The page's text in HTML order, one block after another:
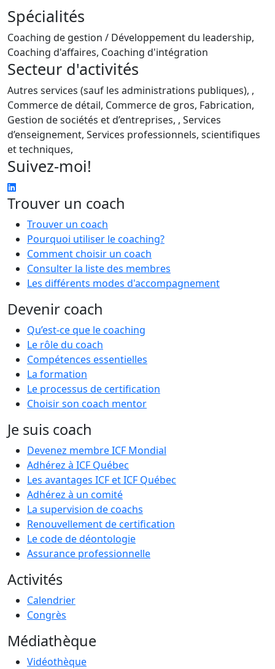
Spécialités
Coaching de gestion / Développement du leadership,
Coaching d'affaires, Coaching d'intégration
Secteur d'activités
Autres services (sauf les administrations publiques), ,
Commerce de détail, Commerce de gros, Fabrication,
Gestion de sociétés et d’entreprises, , Services
d’enseignement, Services professionnels, scientifiques
et techniques,
Suivez-moi!
Trouver un coach
Trouver un coach
Pourquoi utiliser le coaching?
Comment choisir un coach
Consulter la liste des membres
Les différents modes d'accompagnement
Devenir coach
Qu’est-ce que le coaching
Le rôle du coach
Compétences essentielles
La formation
Le processus de certification
Choisir son coach mentor
Je suis coach
Devenez membre ICF Mondial
Adhérez à ICF Québec
Les avantages ICF et ICF Québec
Adhérez à un comité
La supervision de coachs
Renouvellement de certification
Le code de déontologie
Assurance professionnelle
Activités
Calendrier
Congrès
Médiathèque
Vidéothèque